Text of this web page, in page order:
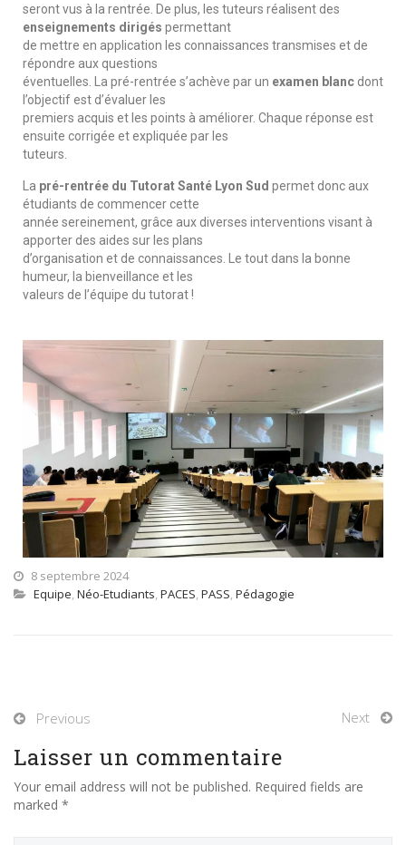
seront vus à la rentrée. De plus, les tuteurs réalisent des
enseignements dirigés permettant
de mettre en application les connaissances transmises et de
répondre aux questions
éventuelles. La pré-rentrée s’achève par un examen blanc dont
l’objectif est d’évaluer les
premiers acquis et les points à améliorer. Chaque réponse est
ensuite corrigée et expliquée par les
tuteurs.
La pré-rentrée du Tutorat Santé Lyon Sud permet donc aux
étudiants de commencer cette
année sereinement, grâce aux diverses interventions visant à
apporter des aides sur les plans
d’organisation et de connaissances. Le tout dans la bonne
humeur, la bienveillance et les
valeurs de l’équipe du tutorat !
8 septembre 2024
Equipe, Néo-Etudiants, PACES, PASS, Pédagogie
Previous Next
Laisser un commentaire
Your email address will not be published. Required fields are
marked *